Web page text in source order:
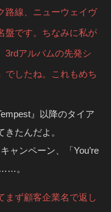
路線、ニューウェイヴ
盤です。ちなみに私が
3rdアルバムの先発シ
でしたね。これもめち
』以降のタイア
たんだよ。
ャンペーン、「You’re
。
まず顧客企業名で返し